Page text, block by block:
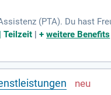
(PTA). Du hast
Arbeitsweise aus.
Teilzeit |+weitere Benefits